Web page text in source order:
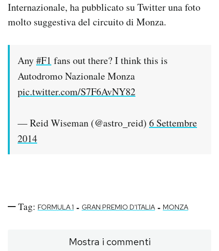
Internazionale, ha pubblicato su Twitter una foto
molto suggestiva del circuito di Monza.
Any#F1 fans out there? I think this is
Autodromo Nazionale Monza
pic.twitter.com/S7F6AvNY82
— Reid Wiseman (@astro_reid) 6 Settembre
2014
Tag: FORMULA 1 - GRAN PREMIO D'ITALIA - MONZA
Mostra i commenti